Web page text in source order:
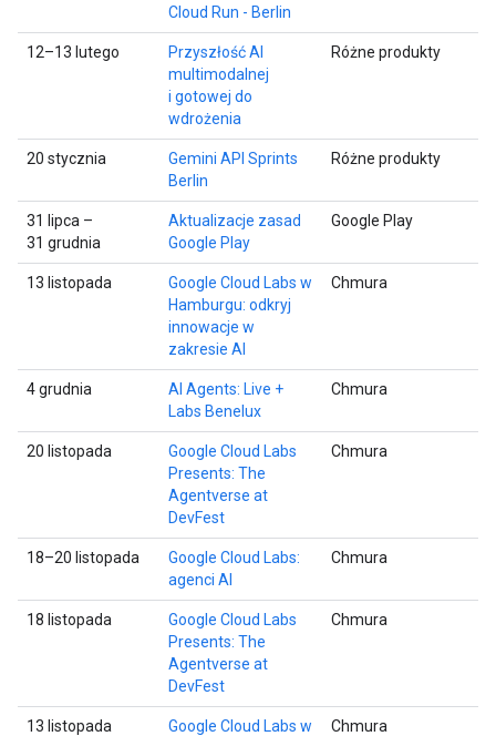
Cloud Run - Berlin
12–13 lutego
Przyszłość AI
multimodalnej
i gotowej do
wdrożenia
Różne produkty
20 stycznia
Gemini API Sprints
Berlin
Różne produkty
31 lipca –
31 grudnia
Aktualizacje zasad
Google Play
Google Play
13 listopada
Google Cloud Labs w
Hamburgu: odkryj
innowacje w
zakresie AI
Chmura
4 grudnia
AI Agents: Live +
Labs Benelux
Chmura
20 listopada
Google Cloud Labs
Presents: The
Agentverse at
DevFest
Chmura
18–20 listopada
Google Cloud Labs:
agenci AI
Chmura
18 listopada
Google Cloud Labs
Presents: The
Agentverse at
DevFest
Chmura
13 listopada
Google Cloud Labs w
Chmura